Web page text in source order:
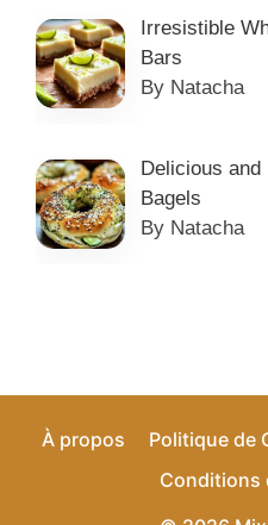
Irresistible
Bars
By Natacha
Delicious
Bagels
By Natacha
À propos Politique de
Conditions